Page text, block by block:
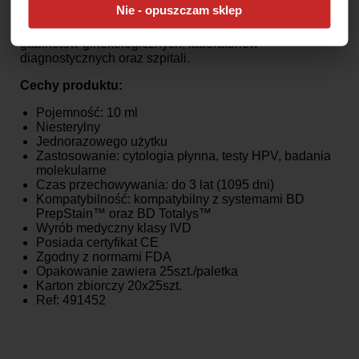
Produkt dedykowany dla placówek medycznych,
gabinetów ginekologicznych, laboratoriów
diagnostycznych oraz szpitali.
Cechy produktu:
Pojemność: 10 ml
Niesterylny
Jednorazowego użytku
Zastosowanie: cytologia płynna, testy HPV, badania
molekularne​
Czas przechowywania: do 3 lat (1095 dni)
Kompatybilność: kompatybilny z systemami BD
PrepStain™ oraz BD Totalys™
Wyrób medyczny klasy IVD
Posiada certyfikat CE
Zgodny z normami FDA
Opakowanie zawiera 25szt./paletka
Karton zbiorczy 20x25szt.
Ref: 491452
Nie - opuszczam sklep